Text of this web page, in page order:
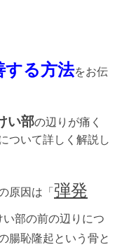
する方法をお伝
い部の辺りが痛く
ついて詳しく解説し
原因は「弾発
部の前の辺りにつ
腸恥隆起という骨と